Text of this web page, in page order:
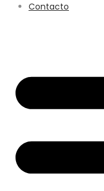
Contacto